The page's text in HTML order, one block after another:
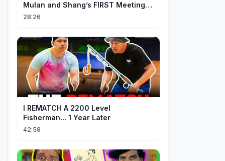
Mulan and Shang’s FIRST Meeting
(Mushu SCREWS UP!)
28:26
I REMATCH A 2200 Level
Fisherman... 1 Year Later
42:58